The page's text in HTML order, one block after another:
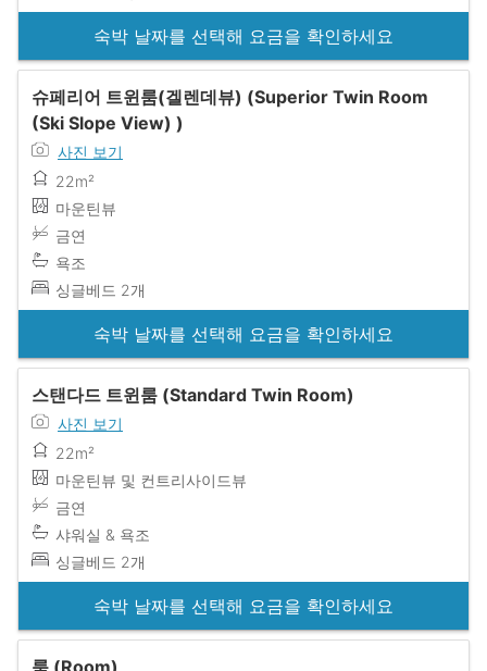
숙박 날짜를 선택해 요금을 확인하세요
슈페리어 트윈룸(겔렌데뷰) (Superior Twin Room
(Ski Slope View) )
사진 보기
22m²
마운틴뷰
금연
욕조
싱글베드 2개
숙박 날짜를 선택해 요금을 확인하세요
스탠다드 트윈룸 (Standard Twin Room)
사진 보기
22m²
마운틴뷰 및 컨트리사이드뷰
금연
샤워실 & 욕조
싱글베드 2개
숙박 날짜를 선택해 요금을 확인하세요
룸 (Room)